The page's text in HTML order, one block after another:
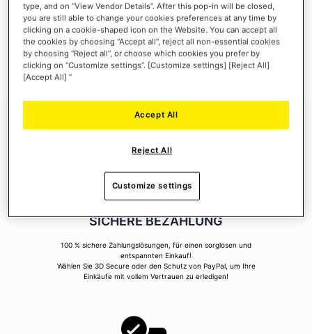
Ihre Anmeldung hat viele Vorteile: schnellerer Bestellvorgang, speichern von mehreren
Adressen, Sendungsverfolgung und vieles mehr.
EIN KONTO ERSTELLEN
SICHERE BEZAHLUNG
100 % sichere Zahlungslösungen, für einen sorglosen und
entspannten Einkauf!
Wählen Sie 3D Secure oder den Schutz von PayPal, um Ihre
Einkäufe mit vollem Vertrauen zu erledigen!
type, and on “View Vendor Details”. After this pop-in will be closed,
you are still able to change your cookies preferences at any time by
clicking on a cookie-shaped icon on the Website. You can accept all
the cookies by choosing “Accept all”, reject all non-essential cookies
by choosing “Reject all”, or choose which cookies you prefer by
clicking on “Customize settings”. [Customize settings] [Reject All]
[Accept All] ”
Reject All
Accept All
Customize settings